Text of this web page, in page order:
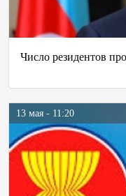
Число резидентов
13 мая - 11:20